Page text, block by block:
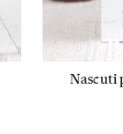
Nascuti